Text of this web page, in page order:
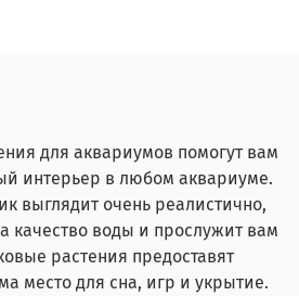
для аквариумов помогут вам
интерьер в любом аквариуме.
выглядит очень реалистично,
качество воды и прослужит вам
растения предоставят
место для сна, игр и укрытие.